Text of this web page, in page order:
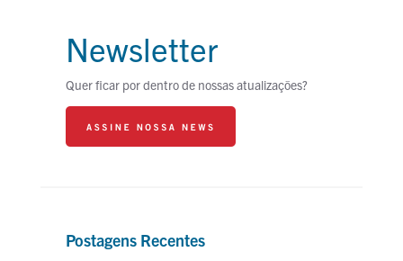
Newsletter
Quer ficar por dentro de nossas atualizações?
Postagens Recentes